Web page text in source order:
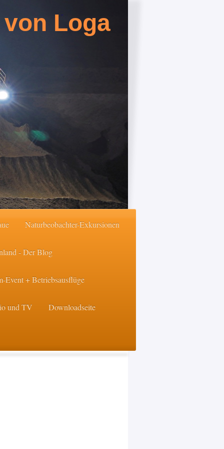
Loga
Naturbeobachter-Exkursionen
- Der Blog
Event + Betriebsausflüge
und TV Downloadseite